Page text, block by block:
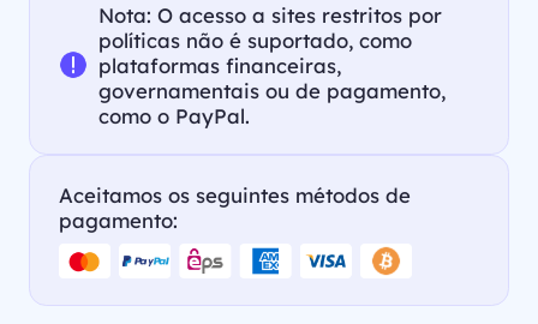
Nota: O acesso a sites restritos por
políticas não é suportado, como
plataformas financeiras,
governamentais ou de pagamento,
como o PayPal.
Aceitamos os seguintes métodos de
pagamento: